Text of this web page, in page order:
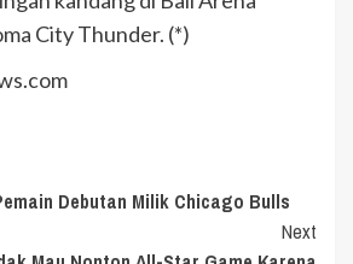
City Thunder. (*)
Debutan Milik Chicago Bulls
Next